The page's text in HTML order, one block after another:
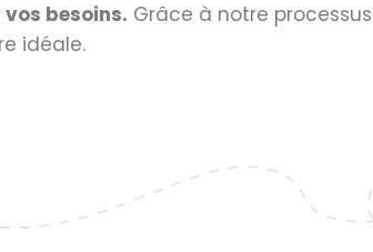
besoins. Grâce à notre
idéale.